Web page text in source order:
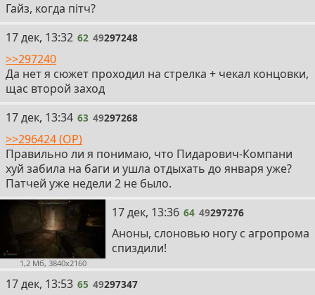
Гайз, когда пiтч?
62
17 дек, 13:32 62 49297248
>>297240
Да нет я сюжет проходил на стрелка + чекал концовки,
щас второй заход
63
17 дек, 13:34 63 49297268
>>296424 (OP)
Правильно ли я понимаю, что Пидарович-Компани
хуй забила на баги и ушла отдыхать до января уже?
Патчей уже недели 2 не было.
1,2 Мб, 3840x2160
64
17 дек, 13:36 64 49297276
Аноны, слоновью ногу с агропрома
спиздили!
65
17 дек, 13:53 65 49297347